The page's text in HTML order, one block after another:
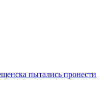
пытались пронести